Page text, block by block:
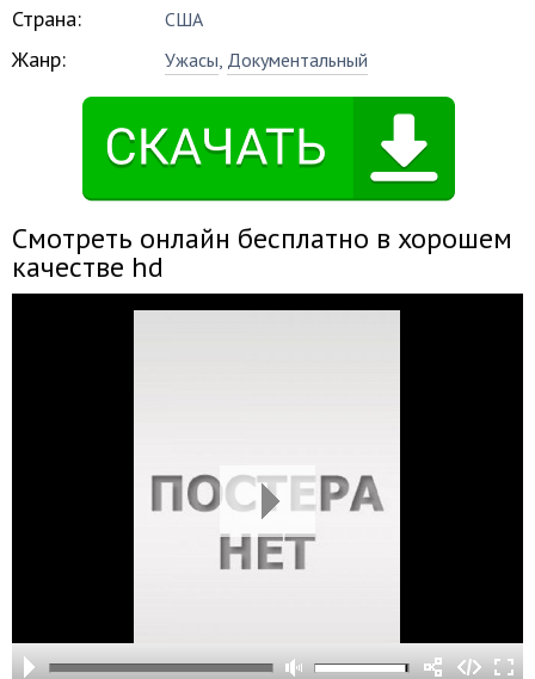
Страна: США
Жанр: Ужасы, Документальный
Смотреть онлайн бесплатно в хорошем
качестве hd